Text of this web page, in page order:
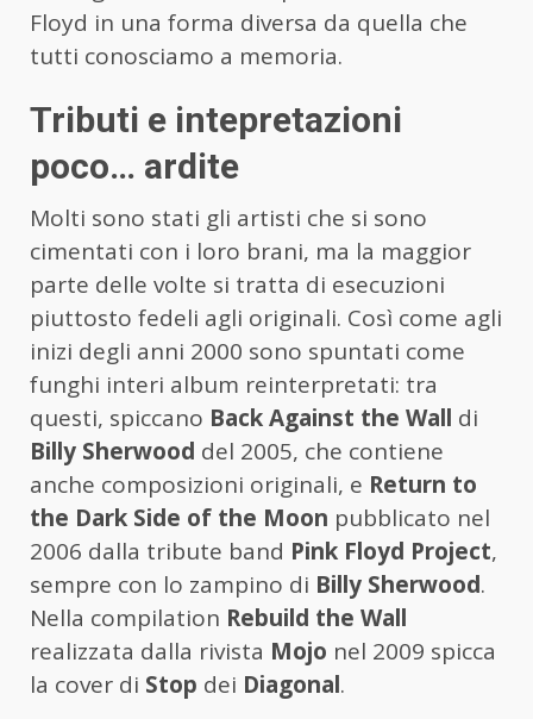
Floyd in una forma diversa da quella che
tutti conosciamo a memoria.
Tributi e intepretazioni
poco… ardite
Molti sono stati gli artisti che si sono
cimentati con i loro brani, ma la maggior
parte delle volte si tratta di esecuzioni
piuttosto fedeli agli originali. Così come agli
inizi degli anni 2000 sono spuntati come
funghi interi album reinterpretati: tra
questi, spiccano Back Against the Wall di
Billy Sherwood del 2005, che contiene
anche composizioni originali, e Return to
the Dark Side of the Moon pubblicato nel
2006 dalla tribute band Pink Floyd Project,
sempre con lo zampino di Billy Sherwood.
Nella compilation Rebuild the Wall
realizzata dalla rivista Mojo nel 2009 spicca
la cover di Stop dei Diagonal.